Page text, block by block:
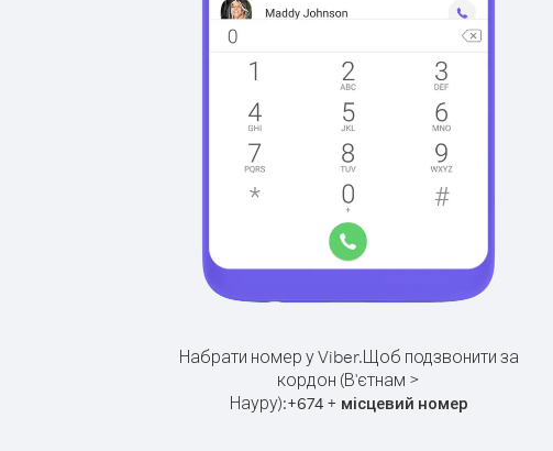
Набрати номер у Viber.Щоб подзвонити за
кордон (В'єтнам >
Науру):+674+ місцевий номер